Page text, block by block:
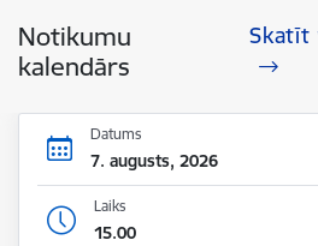
Notikumu
kalendārs
Skatīt
Datums
7. augusts, 2026
Laiks
15.00